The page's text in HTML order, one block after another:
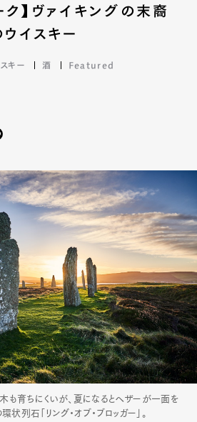
ク】ヴァイキングの末裔
イスキー
キー 酒 Featured
も育ちにくいが、夏になるとヘザーが一面を
列石「リング・オブ・ブロッガー」。